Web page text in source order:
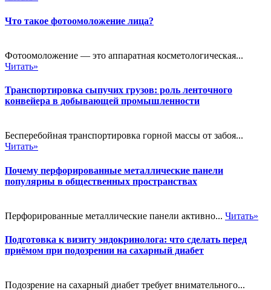
Что такое фотоомоложение лица?
Фотоомоложение — это аппаратная косметологическая...
Читать»
Транспортировка сыпучих грузов: роль ленточного
конвейера в добывающей промышленности
Бесперебойная транспортировка горной массы от забоя...
Читать»
Почему перфорированные металлические панели
популярны в общественных пространствах
Перфорированные металлические панели активно... Читать»
Подготовка к визиту эндокринолога: что сделать перед
приёмом при подозрении на сахарный диабет
Подозрение на сахарный диабет требует внимательного...